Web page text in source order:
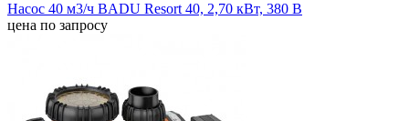
Насос 40 м3/ч BADU Resort 40, 2,70 кВт, 380 В
цена по запросу